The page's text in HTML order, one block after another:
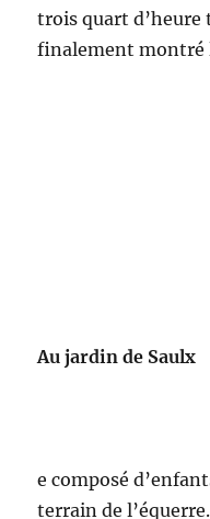
trois quart
finalement montré
Au jardin de Saulx
e composé
terrain de